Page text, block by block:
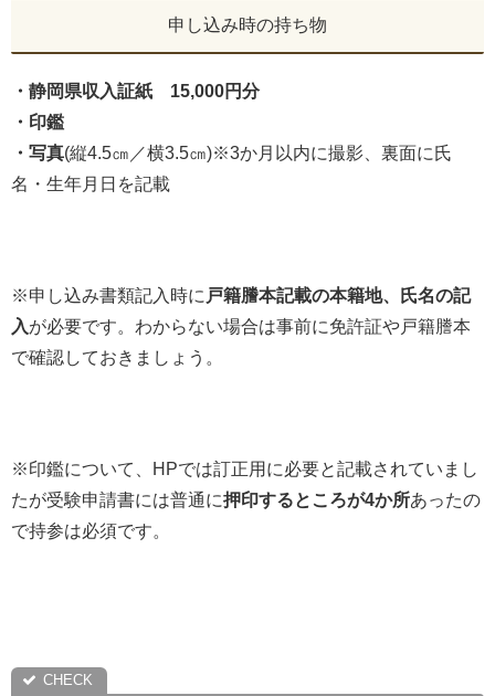
申し込み時の持ち物
・静岡県収入証紙 15,000円分
・印鑑
・写真(縦4.5㎝／横3.5㎝)※3か月以内に撮影、裏面に氏
名・生年月日を記載
※申し込み書類記入時に 戸籍謄本記載の本籍地、氏名の記
入が必要です。わからない場合は事前に免許証や戸籍謄本
で確認しておきましょう。
※印鑑について、HPでは訂正用に必要と記載されていまし
たが受験申請書には普通に押印するところが4か所あったの
で持参は必須です。